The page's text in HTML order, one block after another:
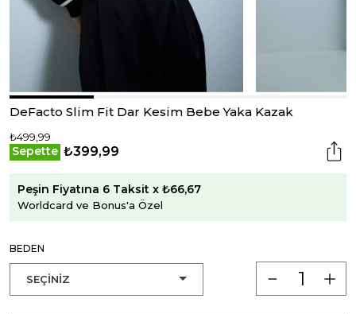
DeFacto Slim Fit Dar Kesim Bebe Yaka Kazak
₺499,99
Sepette ₺399,99
Peşin Fiyatına 6 Taksit x ₺66,67
Worldcard ve Bonus'a Özel
BEDEN